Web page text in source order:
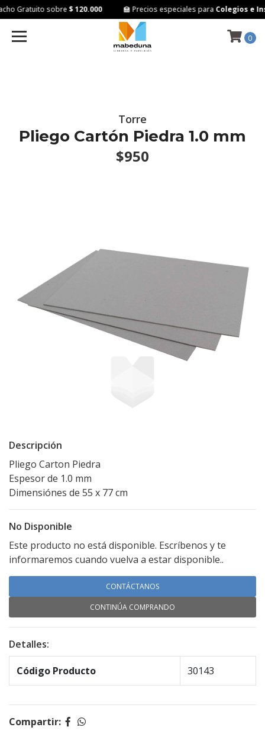
Gratuito sobre$ 120.000 🏫 Precios especiales paraColegios e
0
Torre
Pliego Cartón Piedra 1.0 mm
$950
Descripción
Pliego Carton Piedra
Espesor de 1.0 mm
Dimensiónes de 55 x 77 cm
No Disponible
Este producto no está disponible. Escríbenos y te
informaremos cuando vuelva a estar disponible..
CONTÁCTANOS
CONTINÚA COMPRANDO
Detalles:
Código Producto 30143
Compartir: